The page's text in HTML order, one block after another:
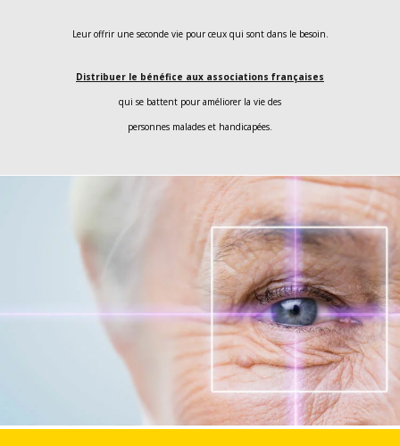
Leur offrir une seconde vie pour ceux qui sont dans le besoin.
Distribuer le bénéfice aux associations françaises
qui se battent pour améliorer la vie des
personnes malades et handicapées.